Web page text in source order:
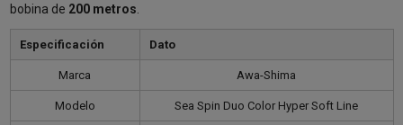
bobina de 200 metros.
Especificación Dato
Marca Awa-Shima
Modelo Sea Spin Duo Color Hyper Soft Line